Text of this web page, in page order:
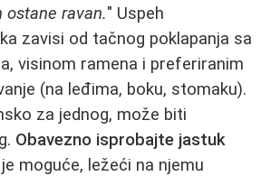
ostane ravan." Uspeh
zavisi od tačnog poklapanja sa
visinom ramena i preferiranim
(na leđima, boku, stomaku).
za jednog, može biti
Obavezno isprobajte jastuk
moguće, ležeći na njemu